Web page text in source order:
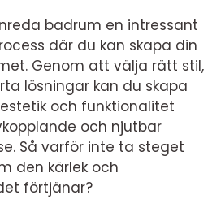
badrum en intressant
där du kan skapa din
Genom att välja rätt stil,
lösningar kan du skapa
och funktionalitet
och njutbar
Så varför inte ta steget
den kärlek och
förtjänar?